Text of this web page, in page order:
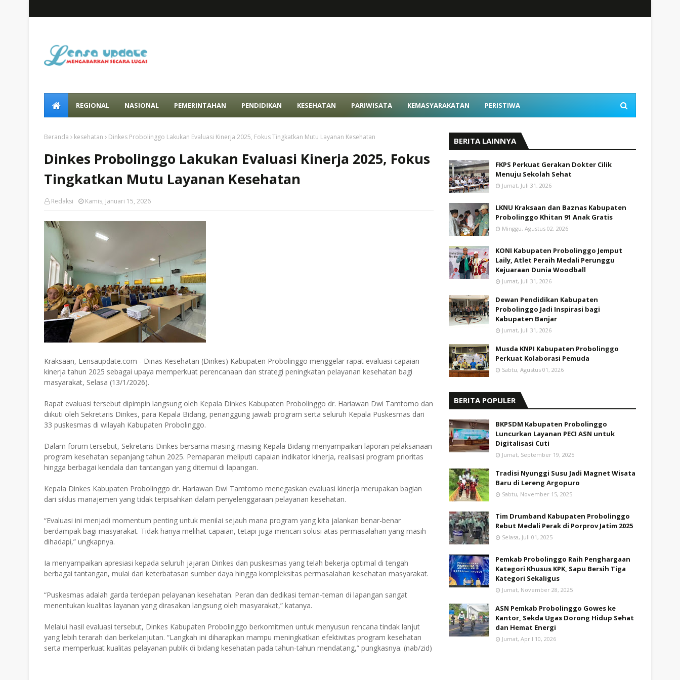
REGIONAL NASIONAL PEMERINTAHAN PENDIDIKAN KESEHATAN PARIWISATA KEMASYARAKATAN PERISTIWA
Beranda kesehatan Dinkes Probolinggo Lakukan Evaluasi Kinerja 2025, Fokus Tingkatkan Mutu Layanan Kesehatan
Dinkes Probolinggo Lakukan Evaluasi Kinerja 2025, Fokus
Tingkatkan Mutu Layanan Kesehatan
Redaksi Kamis, Januari 15, 2026
Kraksaan, Lensaupdate.com - Dinas Kesehatan (Dinkes) Kabupaten Probolinggo menggelar rapat evaluasi capaian
kinerja tahun 2025 sebagai upaya memperkuat perencanaan dan strategi peningkatan pelayanan kesehatan bagi
masyarakat, Selasa (13/1/2026).
Rapat evaluasi tersebut dipimpin langsung oleh Kepala Dinkes Kabupaten Probolinggo dr. Hariawan Dwi Tamtomo dan
diikuti oleh Sekretaris Dinkes, para Kepala Bidang, penanggung jawab program serta seluruh Kepala Puskesmas dari
33 puskesmas di wilayah Kabupaten Probolinggo.
Dalam forum tersebut, Sekretaris Dinkes bersama masing-masing Kepala Bidang menyampaikan laporan pelaksanaan
program kesehatan sepanjang tahun 2025. Pemaparan meliputi capaian indikator kinerja, realisasi program prioritas
hingga berbagai kendala dan tantangan yang ditemui di lapangan.
Kepala Dinkes Kabupaten Probolinggo dr. Hariawan Dwi Tamtomo menegaskan evaluasi kinerja merupakan bagian
dari siklus manajemen yang tidak terpisahkan dalam penyelenggaraan pelayanan kesehatan.
“Evaluasi ini menjadi momentum penting untuk menilai sejauh mana program yang kita jalankan benar-benar
berdampak bagi masyarakat. Tidak hanya melihat capaian, tetapi juga mencari solusi atas permasalahan yang masih
dihadapi,” ungkapnya.
Ia menyampaikan apresiasi kepada seluruh jajaran Dinkes dan puskesmas yang telah bekerja optimal di tengah
berbagai tantangan, mulai dari keterbatasan sumber daya hingga kompleksitas permasalahan kesehatan masyarakat.
“Puskesmas adalah garda terdepan pelayanan kesehatan. Peran dan dedikasi teman-teman di lapangan sangat
menentukan kualitas layanan yang dirasakan langsung oleh masyarakat,” katanya.
Melalui hasil evaluasi tersebut, Dinkes Kabupaten Probolinggo berkomitmen untuk menyusun rencana tindak lanjut
yang lebih terarah dan berkelanjutan. “Langkah ini diharapkan mampu meningkatkan efektivitas program kesehatan
serta memperkuat kualitas pelayanan publik di bidang kesehatan pada tahun-tahun mendatang,” pungkasnya. (nab/zid)
BERITA LAINNYA
FKPS Perkuat Gerakan Dokter Cilik
Menuju Sekolah Sehat
Jumat, Juli 31, 2026
LKNU Kraksaan dan Baznas Kabupaten
Probolinggo Khitan 91 Anak Gratis
Minggu, Agustus 02, 2026
KONI Kabupaten Probolinggo Jemput
Laily, Atlet Peraih Medali Perunggu
Kejuaraan Dunia Woodball
Jumat, Juli 31, 2026
Dewan Pendidikan Kabupaten
Probolinggo Jadi Inspirasi bagi
Kabupaten Banjar
Jumat, Juli 31, 2026
Musda KNPI Kabupaten Probolinggo
Perkuat Kolaborasi Pemuda
Sabtu, Agustus 01, 2026
BERITA POPULER
BKPSDM Kabupaten Probolinggo
Luncurkan Layanan PECI ASN untuk
Digitalisasi Cuti
Jumat, September 19, 2025
Tradisi Nyunggi Susu Jadi Magnet Wisata
Baru di Lereng Argopuro
Sabtu, November 15, 2025
Tim Drumband Kabupaten Probolinggo
Rebut Medali Perak di Porprov Jatim 2025
Selasa, Juli 01, 2025
Pemkab Probolinggo Raih Penghargaan
Kategori Khusus KPK, Sapu Bersih Tiga
Kategori Sekaligus
Jumat, November 28, 2025
ASN Pemkab Probolinggo Gowes ke
Kantor, Sekda Ugas Dorong Hidup Sehat
dan Hemat Energi
Jumat, April 10, 2026